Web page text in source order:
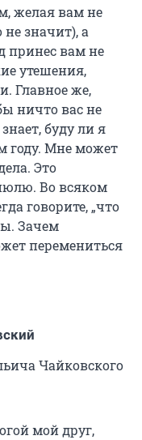
желая вам не
не значит), а
принес вам не
утешения,
Главное же,
ничто вас не
буду ли я
году. Мне может
Это
Во всяком
говорите, „что
Зачем
перемениться
Чайковского
мой друг,